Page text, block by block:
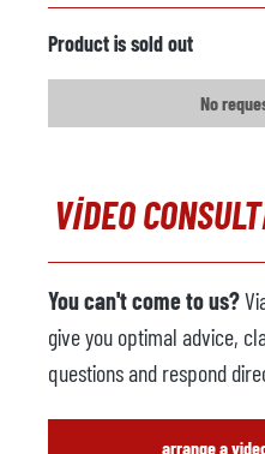
Metal yükleyici
Üretici firma
Püskürtme makinesi
Üretici firma
Model
Yıl
Product is sold out
No
VIDEO
You can't come to us?
give you optimal advice,
questions and respond
arrange a